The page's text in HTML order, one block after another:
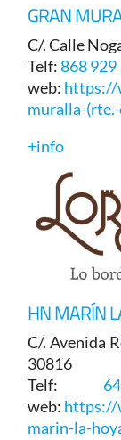
GRAN
C/. Calle
Telf:868 929
web: https://
muralla-
+info
HN MARÍN
C/. Avenida
30816
Telf:
web: https://
marin-la-